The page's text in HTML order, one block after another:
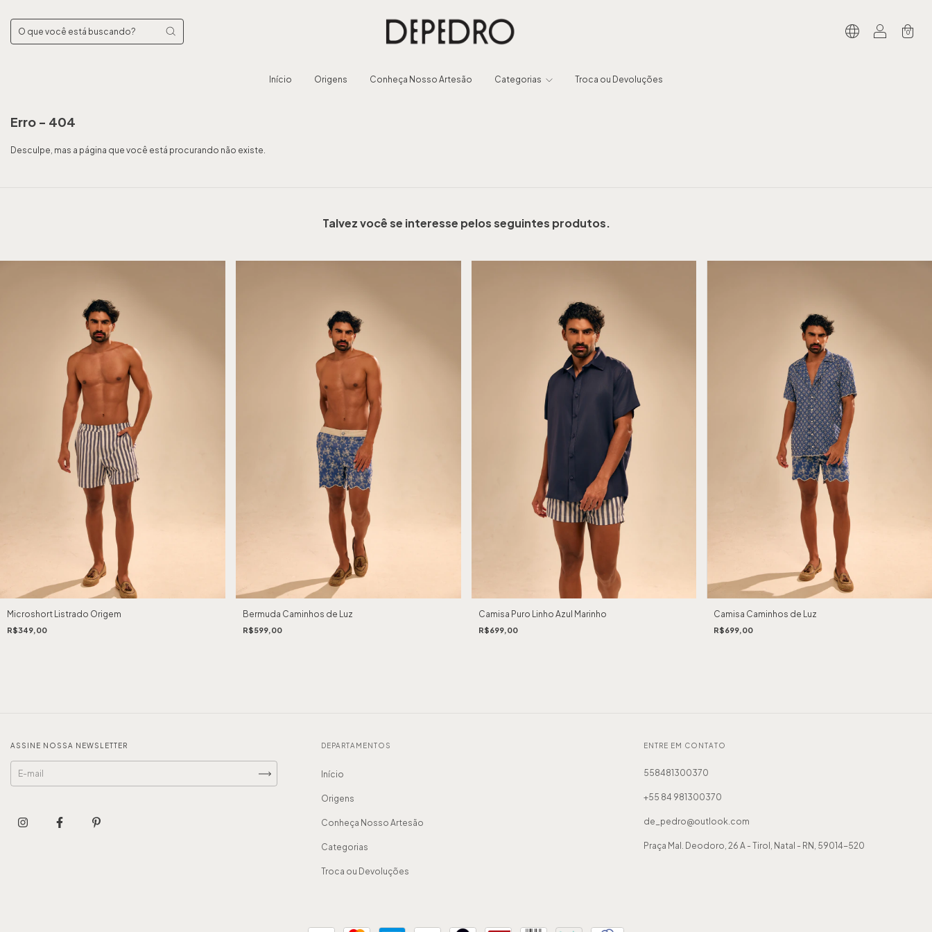
0
Início Origens Conheça Nosso Artesão Categorias Troca ou Devoluções
Erro - 404
Desculpe, mas a página que você está procurando não existe.
Talvez você se interesse pelos seguintes produtos.
Microshort Listrado Origem
R$349,00
Bermuda Caminhos de Luz
R$599,00
Camisa Puro Linho Azul Marinho
R$699,00
Camisa Caminhos de Luz
R$699,00
ASSINE NOSSA NEWSLETTER DEPARTAMENTOS
Início
Origens
Conheça Nosso Artesão
Categorias
Troca ou Devoluções
ENTRE EM CONTATO
558481300370
+55 84 981300370
de_pedro@outlook.com
Praça Mal. Deodoro, 26 A - Tirol, Natal - RN, 59014-520